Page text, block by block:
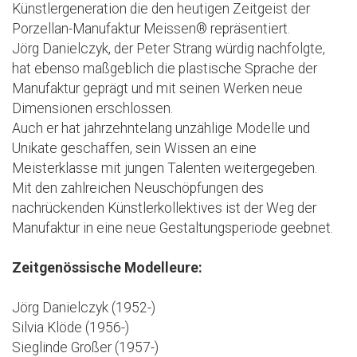
Künstlergeneration die den heutigen Zeitgeist der
Porzellan-Manufaktur Meissen® repräsentiert.
Jörg Danielczyk, der Peter Strang würdig nachfolgte,
hat ebenso maßgeblich die plastische Sprache der
Manufaktur geprägt und mit seinen Werken neue
Dimensionen erschlossen.
Auch er hat jahrzehntelang unzählige Modelle und
Unikate geschaffen, sein Wissen an eine
Meisterklasse mit jungen Talenten weitergegeben.
Mit den zahlreichen Neuschöpfungen des
nachrückenden Künstlerkollektives ist der Weg der
Manufaktur in eine neue Gestaltungsperiode geebnet.
Zeitgenössische Modelleure:
Jörg Danielczyk (1952-)
Silvia Klöde (1956-)
Sieglinde Großer (1957-)